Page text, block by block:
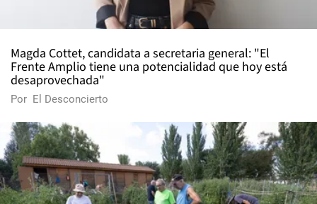
Magda Cottet, candidata a secretaria general: "El
Frente Amplio tiene una potencialidad que hoy está
desaprovechada"
Por El Desconcierto